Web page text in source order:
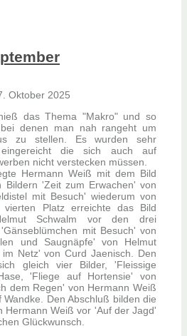
Oktober 2025
das Thema "Makro" und so
denen man nah rangeht um
zu stellen. Es wurden sehr
eingereicht die sich auch auf
nicht verstecken müssen.
Hermann Weiß mit dem Bild
Bildern 'Zeit zum Erwachen' von
mit Besuch' wiederum von
vierten Platz erreichte das Bild
Schwalm vor den drei
mit Besuch' von
und Saugnäpfe' von Helmut
Netz' von Curd Jaenisch. Den
gleich vier Bilder, 'Fleissige
'Fliege auf Hortensie' von
dem Regen' von Hermann Weiß
Den Abschluß bilden die
Hermann Weiß vor 'Auf der Jagd'
Glückwunsch.